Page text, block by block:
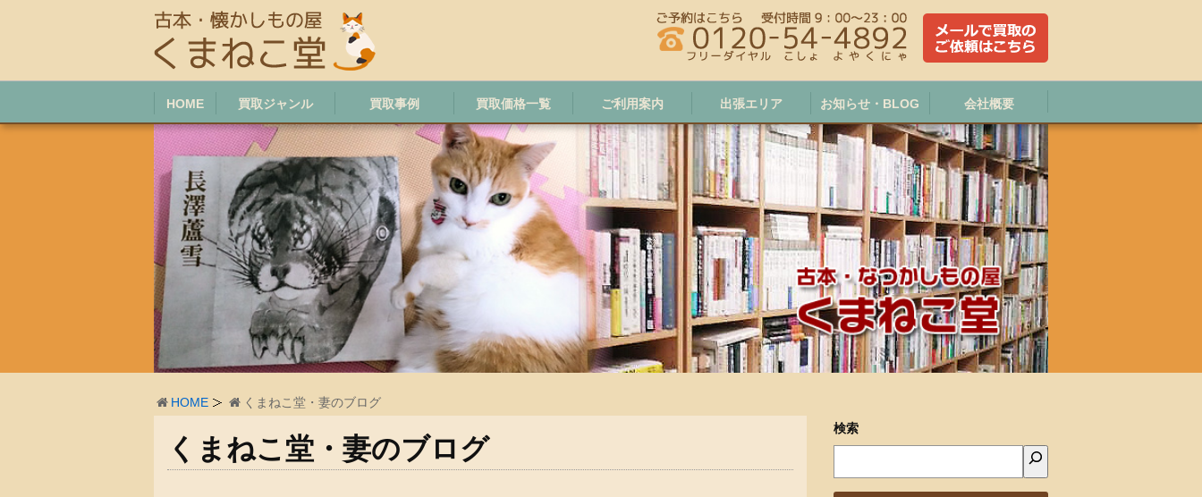
HOME 買取ジャンル 買取事例 買取価格一覧 ご利用案内 出張エリア お知らせ・BLOG 会社概要
HOME くまねこ堂・妻のブログ
くまねこ堂・妻のブログ
検索